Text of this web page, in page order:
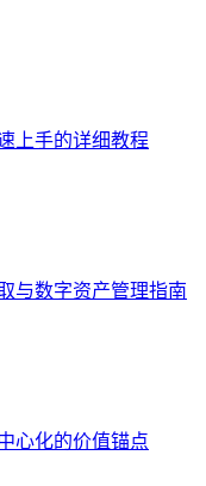
上手的详细教程
与数字资产管理指南
心化的价值锚点